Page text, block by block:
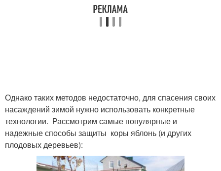
Однако таких методов недостаточно, для спасения своих
насаждений зимой нужно использовать конкретные
технологии. Рассмотрим самые популярные и
надежные способы защиты коры яблонь (и других
плодовых деревьев):